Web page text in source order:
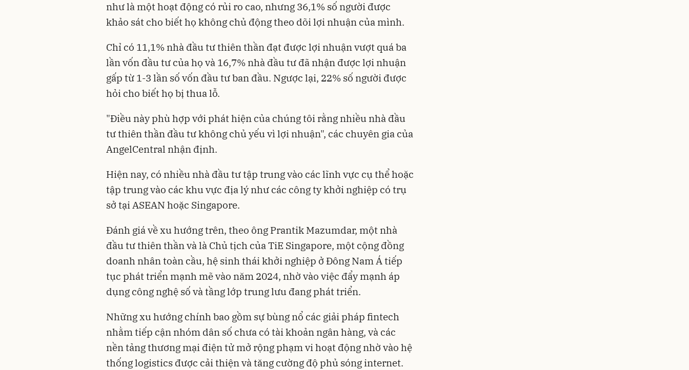
như là một hoạt động có rủi ro cao, nhưng 36,1% số người được
khảo sát cho biết họ không chủ động theo dõi lợi nhuận của mình.
Chỉ có 11,1% nhà đầu tư thiên thần đạt được lợi nhuận vượt quá ba
lần vốn đầu tư của họ và 16,7% nhà đầu tư đã nhận được lợi nhuận
gấp từ 1-3 lần số vốn đầu tư ban đầu. Ngược lại, 22% số người được
hỏi cho biết họ bị thua lỗ.
"Điều này phù hợp với phát hiện của chúng tôi rằng nhiều nhà đầu
tư thiên thần đầu tư không chủ yếu vì lợi nhuận", các chuyên gia của
AngelCentral nhận định.
Hiện nay, có nhiều nhà đầu tư tập trung vào các lĩnh vực cụ thể hoặc
tập trung vào các khu vực địa lý như các công ty khởi nghiệp có trụ
sở tại ASEAN hoặc Singapore.
Đánh giá về xu hướng trên, theo ông Prantik Mazumdar, một nhà
đầu tư thiên thần và là Chủ tịch của TiE Singapore, một cộng đồng
doanh nhân toàn cầu, hệ sinh thái khởi nghiệp ở Đông Nam Á tiếp
tục phát triển mạnh mẽ vào năm 2024, nhờ vào việc đẩy mạnh áp
dụng công nghệ số và tầng lớp trung lưu đang phát triển.
Những xu hướng chính bao gồm sự bùng nổ các giải pháp fintech
nhằm tiếp cận nhóm dân số chưa có tài khoản ngân hàng, và các
nền tảng thương mại điện tử mở rộng phạm vi hoạt động nhờ vào hệ
thống logistics được cải thiện và tăng cường độ phủ sóng internet.